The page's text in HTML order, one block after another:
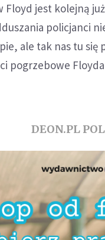
jest kolejną
policjanci
ale tak nas tu się
pogrzebowe
DEON.PL